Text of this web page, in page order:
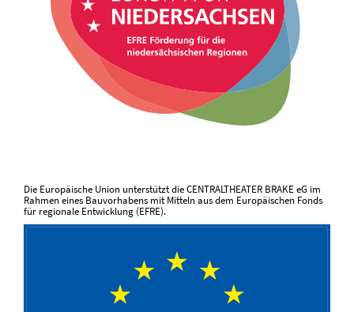
Die Europäische Union unterstützt die CENTRALTHEATER BRAKE eG im
Rahmen eines Bauvorhabens mit Mitteln aus dem Europäischen Fonds
für regionale Entwicklung (EFRE).